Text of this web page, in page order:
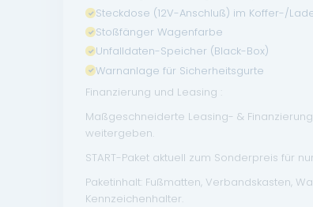
Steckdose (12V-Anschluß) im Koffer-/
Stoßfänger Wagenfarbe
Unfalldaten-Speicher (Black-Box)
Warnanlage für Sicherheitsgurte
Finanzierung und Leasing :
Maßgeschneiderte Leasing- &
weitergeben.
START-Paket aktuell zum Sonderpreis für
Paketinhalt: Fußmatten, Verbandskasten,
Kennzeichenhalter.